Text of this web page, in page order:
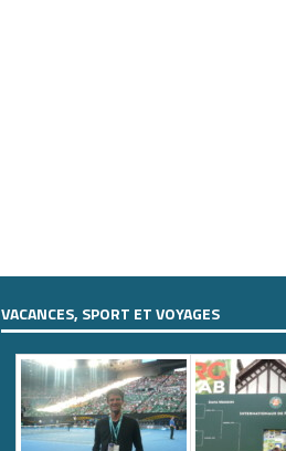
VACANCES, SPORT ET VOYAGES